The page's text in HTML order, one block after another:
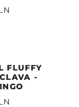
FLUFFY
-